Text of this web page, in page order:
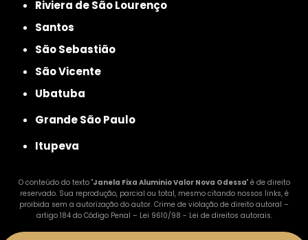
Riviera de São Lourenço
Santos
São Sebastião
São Vicente
Ubatuba
Grande São Paulo
Itupeva
O conteúdo do texto "Janela Fixa Aluminio Valor Nova Odessa" é de direito
reservado. Sua reprodução, parcial ou total, mesmo citando nossos links, é
proibida sem a autorização do autor. Crime de violação de direito autoral –
artigo 184 do Código Penal – Lei 9610/98 - Lei de direitos autorais.